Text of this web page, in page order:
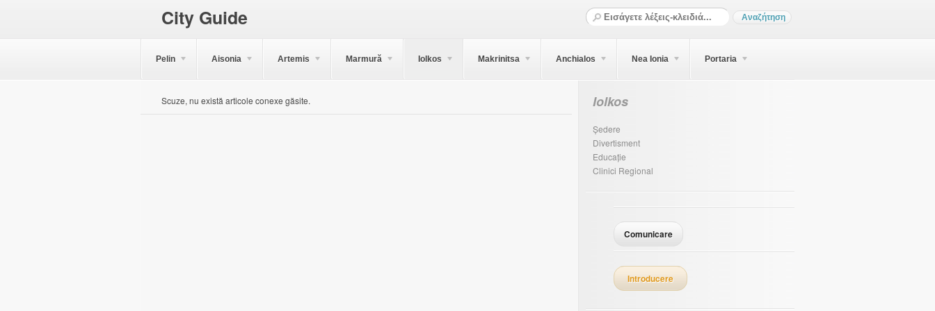
City Guide
Pelin Aisonia Artemis Marmură Iolkos Makrinitsa Anchialos Nea Ionia Portaria
Scuze, nu există articole conexe găsite. Iolkos
Ședere
Divertisment
Educație
Clinici Regional
Comunicare
Introducere